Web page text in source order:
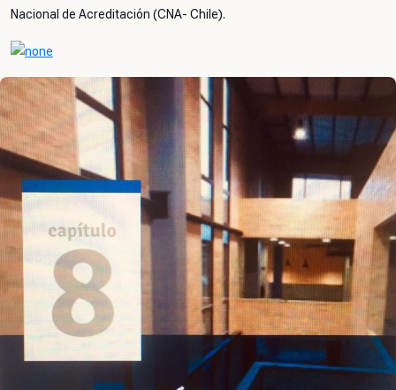
Nacional de Acreditación (CNA- Chile).